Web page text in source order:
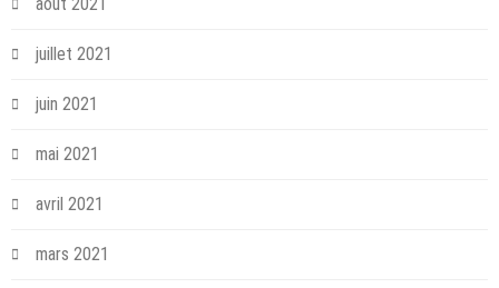
juillet 2021
juin 2021
mai 2021
avril 2021
mars 2021